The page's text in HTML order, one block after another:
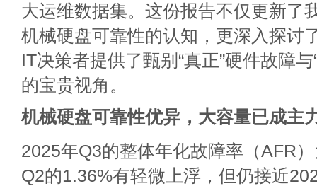
大运维数据集。这份报告不仅更新了
机械硬盘可靠性的认知，更深入探讨
IT决策者提供了甄别“真正”硬件故障
的宝贵视角。
机械硬盘可靠性优异，大容量已成主
2025年Q3的整体年化故障率（AFR
Q2的1.36%有轻微上浮，但仍接近